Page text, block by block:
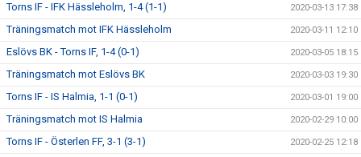
Torns IF - IFK Hässleholm, 1-4 (1-1) 2020-03-13 17:38
Träningsmatch mot IFK Hässleholm 2020-03-11 12:10
Eslövs BK - Torns IF, 1-4 (0-1) 2020-03-05 18:15
Träningsmatch mot Eslövs BK 2020-03-03 19:30
Torns IF - IS Halmia, 1-1 (0-1) 2020-03-01 19:00
Träningsmatch mot IS Halmia 2020-02-29 10:00
Torns IF - Österlen FF, 3-1 (3-1) 2020-02-25 12:18